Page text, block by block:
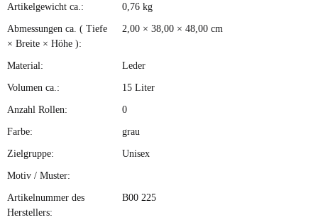
Produkteigenschaft
Wert
Artikelgewicht ca.: 0,76 kg
Abmessungen ca. ( Tiefe
× Breite × Höhe ):
2,00 × 38,00 × 48,00 cm
Material: Leder
Volumen ca.: 15 Liter
Anzahl Rollen: 0
Farbe: grau
Zielgruppe: Unisex
Motiv / Muster:
Artikelnummer des
Herstellers:
B00 225